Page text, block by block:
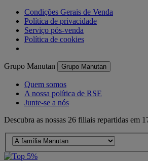
Condições Gerais de Venda
Política de privacidade
Serviço pós-venda
Política de cookies
Grupo Manutan Grupo Manutan
Quem somos
A nossa política de RSE
Junte-se a nós
Descubra as nossas 26 filiais repartidas em